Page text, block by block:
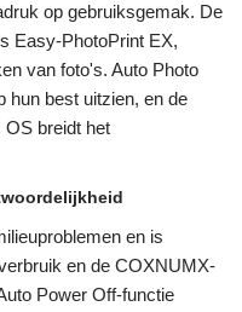
op gebruiksgemak. De
Easy-PhotoPrint EX,
van foto's. Auto Photo
hun best uitzien, en de
breidt het
en is
en de COXNUMX-
Power Off-functie